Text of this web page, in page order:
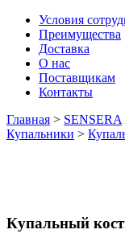
Условия
Преимущества
Доставка
О нас
Поставщикам
Контакты
Главная > SENSERA
Купальники >
Купальный